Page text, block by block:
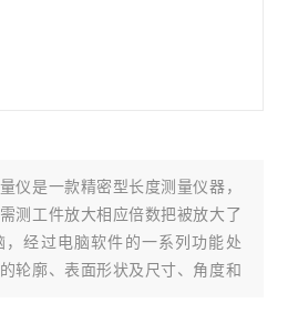
仪是一款精密型长度测量仪器，
测工件放大相应倍数把被放大了
，经过电脑软件的一系列功能处
轮廓、表面形状及尺寸、角度和